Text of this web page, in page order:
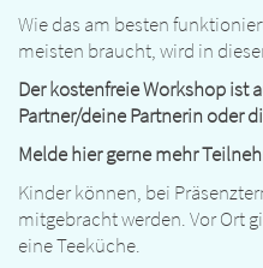
Wie das am besten
meisten braucht, wird in
Der kostenfreie Workshop ist
Partner/deine Partnerin oder
Melde hier gerne mehr
Kinder können, bei
mitgebracht werden. Vor Ort
eine Teeküche.